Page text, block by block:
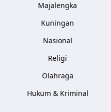
Majalengka
Kuningan
Nasional
Religi
Olahraga
Hukum & Kriminal